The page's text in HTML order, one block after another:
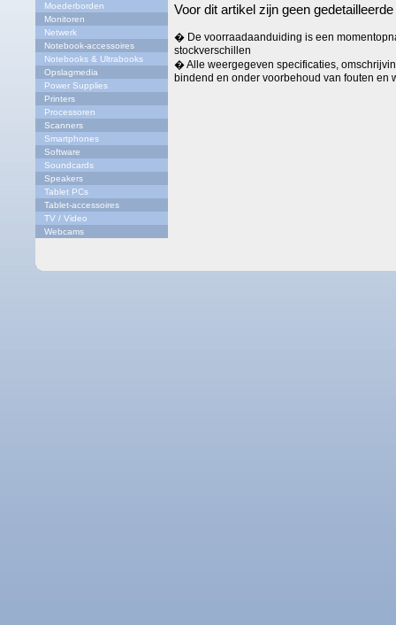
Moederborden
Monitoren
Netwerk
Notebook-accessoires
Notebooks & Ultrabooks
Opslagmedia
Power Supplies
Printers
Processoren
Scanners
Smartphones
Software
Soundcards
Speakers
Tablet PCs
Tablet-accessoires
TV / Video
Webcams
Voor dit artikel zijn geen
� De voorraadaanduiding is een
stockverschillen
� Alle weergegeven specificaties,
bindend en onder voorbehoud van fouten en